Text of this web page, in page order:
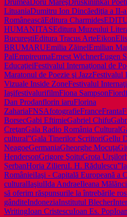
DrumeaDoru MareşDruskininkai
LituaniaDumitru Ion Dincăediţia a II-a
RomâneascăEditura Charmides
HUMANITASEditura Muzeului
BucureştiEditura Tracus ArteEikon
BRUMARUEmilia ZăinelEmilian
PalEmpireumaErnest WichnerEugen
EducaţieiFestivalul Internaţional de
Maratonul de Poezie şi JazzFestivalul
Vizuale Inside ZoneFestivalul
IaşifestivalurifilmFiona SampsonFiord
Dan Prodanflorin iaruFlorina
ZahariaFNSAfotografieFranceFranta
BorsecGabi EftimieGabriel Chifu
CreţanGala Radio România Cultural
cultural”Gala Tinerilor ScriitoriGellu
NeagoeGermaniaGheorghe Mocuţa
HendersonGrigore ŞoituGrota Urşilor
ȘerbanHoria ZilieruI. H. Rădulescu”
RomânieiIaşi - Capitală Europeană a
culturalIaşiulIda AndraeIleana
să oferim răspunsurile la întrebările
gânditeIndoneziaInstitutul Blecher
WritingIoan CristescuIoan Es. Pop